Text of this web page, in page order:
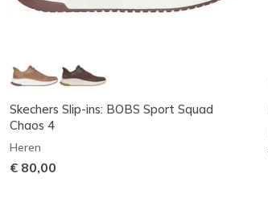
Skechers Slip-ins: BOBS Sport Squad
Chaos 4
Heren
€ 80,00